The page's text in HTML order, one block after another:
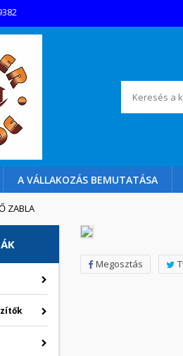
A VÁLLAKOZÁS BEMUTATÁSA
ZABLA
Megosztás